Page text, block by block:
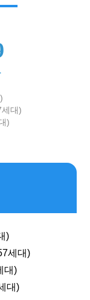
대)
)
)
세대)
대)
대)